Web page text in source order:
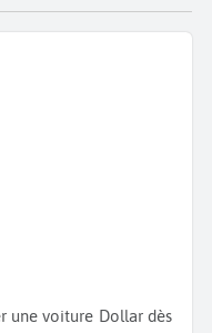
une voiture Dollar dès